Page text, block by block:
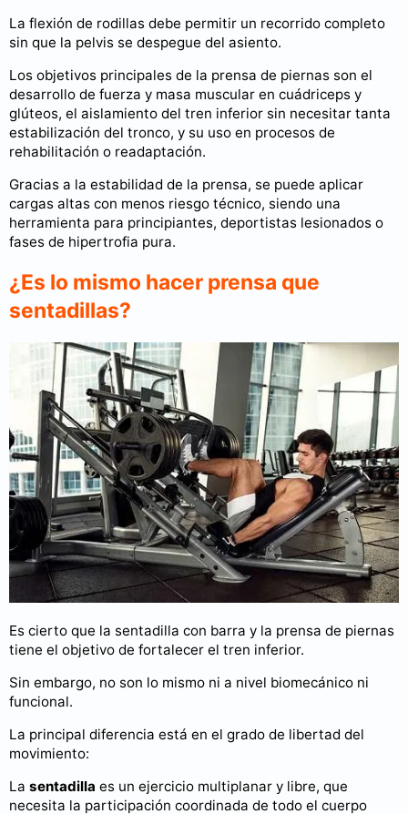
La flexión de rodillas debe permitir un recorrido completo
sin que la pelvis se despegue del asiento.
Los objetivos principales de la prensa de piernas son el
desarrollo de fuerza y masa muscular en cuádriceps y
glúteos, el aislamiento del tren inferior sin necesitar tanta
estabilización del tronco, y su uso en procesos de
rehabilitación o readaptación.
Gracias a la estabilidad de la prensa, se puede aplicar
cargas altas con menos riesgo técnico, siendo una
herramienta para principiantes, deportistas lesionados o
fases de hipertrofia pura.
¿Es lo mismo hacer prensa que
sentadillas?
Es cierto que la sentadilla con barra y la prensa de piernas
tiene el objetivo de fortalecer el tren inferior.
Sin embargo, no son lo mismo ni a nivel biomecánico ni
funcional.
La principal diferencia está en el grado de libertad del
movimiento:
La sentadilla es un ejercicio multiplanar y libre, que
necesita la participación coordinada de todo el cuerpo